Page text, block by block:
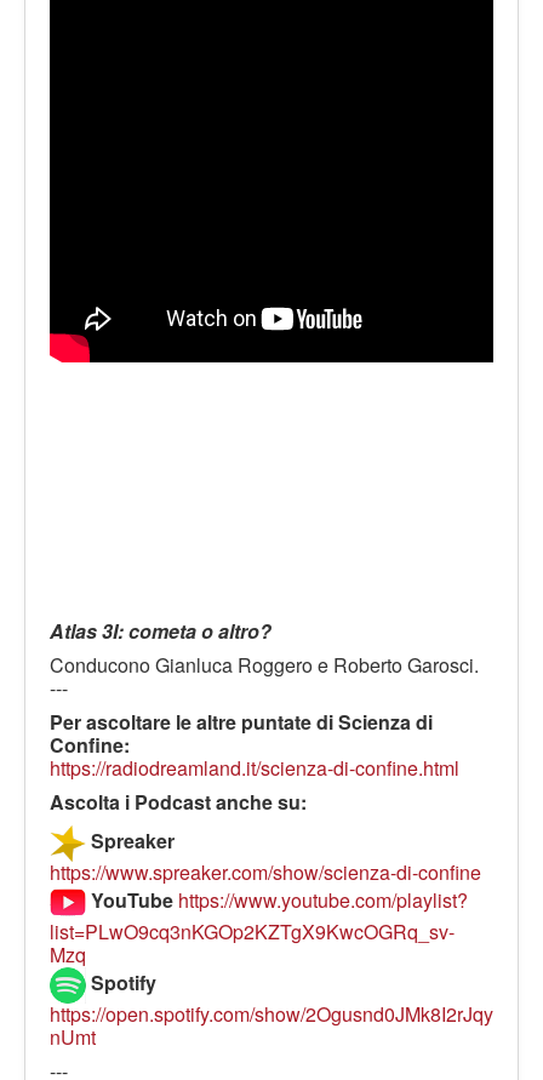
Atlas 3I: cometa o altro?
Conducono Gianluca Roggero e Roberto Garosci.
---
Per ascoltare le altre puntate di Scienza di
Confine:
https://radiodreamland.it/scienza-di-confine.html
Ascolta i Podcast anche su:
Spreaker
https://www.spreaker.com/show/scienza-di-confine
YouTube https://www.youtube.com/playlist?
list=PLwO9cq3nKGOp2KZTgX9KwcOGRq_sv-
Mzq
Spotify
https://open.spotify.com/show/2Ogusnd0JMk8I2rJqy
nUmt
---